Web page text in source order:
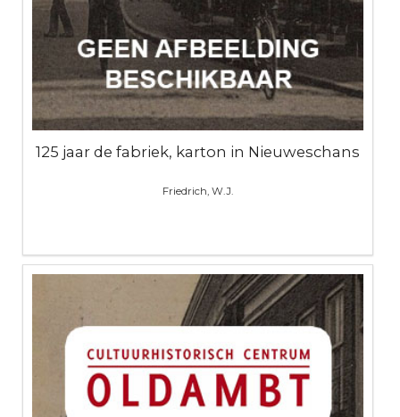
125 jaar de fabriek, karton in Nieuweschans
Friedrich, W.J.